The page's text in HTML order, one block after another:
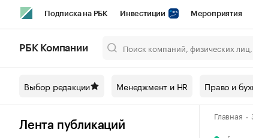
Подписка на РБК Инвестиции Мероприятия
Спецпроекты СПб Конференции СПб
Технологии и медиа Рынок наличной
РБК Компании
Выбор редакции Менеджмент и HR Право и
Лента публикаций
Главная